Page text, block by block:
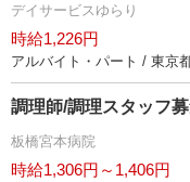
デイサービスゆらり
時給1,226円
アルバイト・パート / 東京
調理師/調理スタッフ
板橋宮本病院
時給1,306円～1,406円